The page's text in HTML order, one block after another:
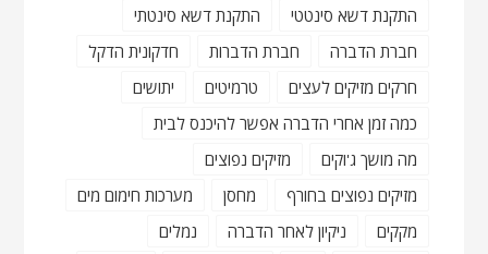
התקנת דשא סינטטי
התקנת דשא סינטתי
חברת הדברה
חברת הדברות
חדקונית הדקל
חרקים מזיקים לעצים
טרמיטים
יתושים
כמה זמן אחרי הדברה אפשר להיכנס לבית
מה מושך ג'וקים
מזיקים נפוצים
מזיקים נפוצים בחורף
מחסן
מערכות חימום מים
מקקים
ניקיון לאחר הדברה
נמלים